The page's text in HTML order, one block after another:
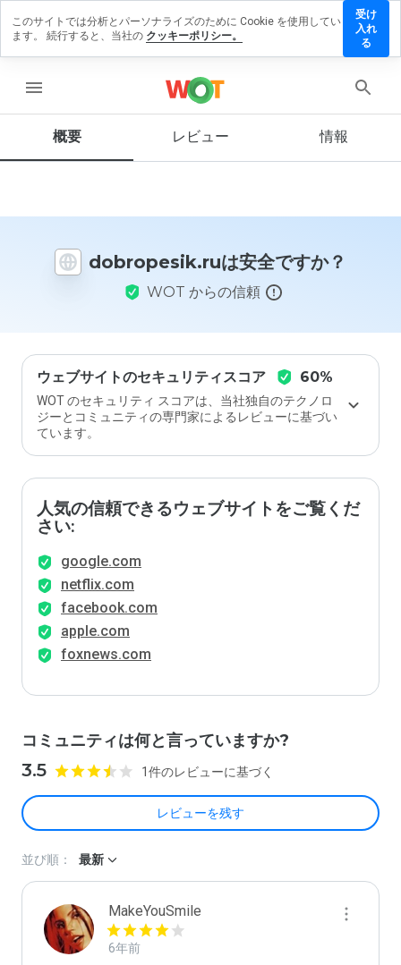
menu
概要 レビュー 情報
dobropesik.ruは安全ですか？
WOT からの信頼
ウェブサイトのセキュリティスコア 60%
WOT のセキュリティ スコアは、当社独自のテクノロ
ジーとコミュニティの専門家によるレビューに基づい
ています。
人気の信頼できるウェブサイトをご覧くだ
さい:
google.com
netflix.com
facebook.com
apple.com
foxnews.com
コミュニティは何と言っていますか?
3.5 1件のレビューに基づく
レビューを残す
ビューを
この
イト
価し
ます
か？
並び順： 最新
MakeYouSmile
6年前
このサイトでは分析とパーソナライズのために Cookie を使用してい
ます。 続行すると、当社の クッキーポリシー。
受け
入れ
る